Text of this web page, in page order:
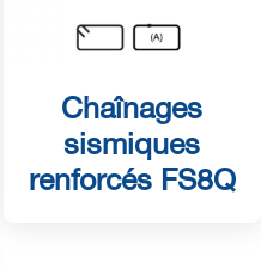
Chaînages
sismiques
renforcés FS8Q